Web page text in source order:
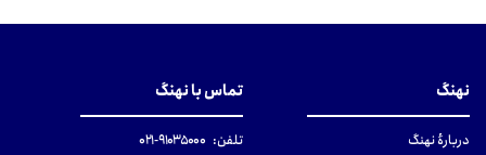
نهنگ
دربارهٔ نهنگ
تماس با نهنگ
تلفن: ۹۱۰۳۵۰۰۰-۰۲۱